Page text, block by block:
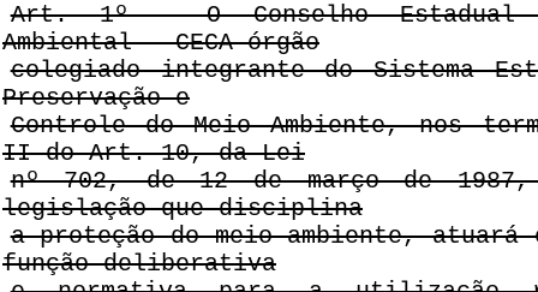
Art. 1º - O Conselho Estadual
Ambiental - CECA órgão
colegiado integrante do Sistema
Preservação e
Controle do Meio Ambiente, nos
II do Art. 10, da Lei
nº 702, de 12 de março de 1987,
legislação que disciplina
a proteção do meio ambiente, atuará
função deliberativa